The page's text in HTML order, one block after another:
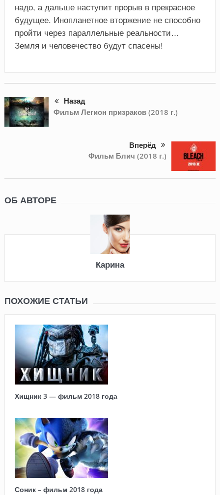
надо, а дальше наступит прорыв в прекрасное
будущее. Инопланетное вторжение не способно
пройти через параллельные реальности…
Земля и человечество будут спасены!
Назад
Фильм Легион призраков (2018 г.)
Вперёд
Фильм Блич (2018 г.)
ОБ АВТОРЕ
Карина
ПОХОЖИЕ СТАТЬИ
Хищник 3 — фильм 2018 года
Соник – фильм 2018 года